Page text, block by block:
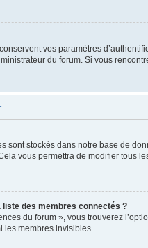
vos paramètres
du forum. Si vous
sont stockés dans notre base de
vous permettra de modifier tous
liste des membres connectés ?
du forum », vous trouverez
les membres invisibles.